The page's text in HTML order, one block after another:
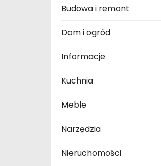
Budowa i remont
Dom i ogród
Informacje
Kuchnia
Meble
Narzędzia
Nieruchomości